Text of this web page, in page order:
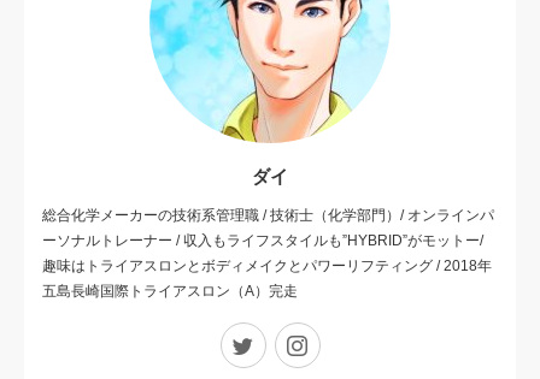
ダイ
総合化学メーカーの技術系管理職 / 技術士（化学部門）/ オンラインパ
ーソナルトレーナー / 収入もライフスタイルも”HYBRID”がモットー/
趣味はトライアスロンとボディメイクとパワーリフティング / 2018年
五島長崎国際トライアスロン（A）完走
Twitter Instagram